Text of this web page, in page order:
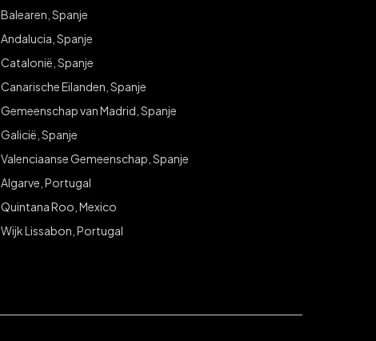
Balearen, Spanje
Andalucia, Spanje
Catalonië, Spanje
Canarische Eilanden, Spanje
Gemeenschap van Madrid, Spanje
Galicië, Spanje
Valenciaanse Gemeenschap, Spanje
Algarve, Portugal
Quintana Roo, Mexico
Wijk Lissabon, Portugal
verwennen!
Meld je aan voor exclusieve toegang tot weggeefacties en
jouw stad.
E-mail